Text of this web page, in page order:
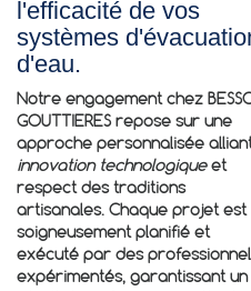
l'efficacité de vos
systèmes
d'eau.
Notre engagement chez
GOUTTIERES repose sur une
approche personnalisée
innovation technologiqueet
respect des traditions
artisanales. Chaque projet est
soigneusement planifié et
exécuté par des
expérimentés, garantissant un